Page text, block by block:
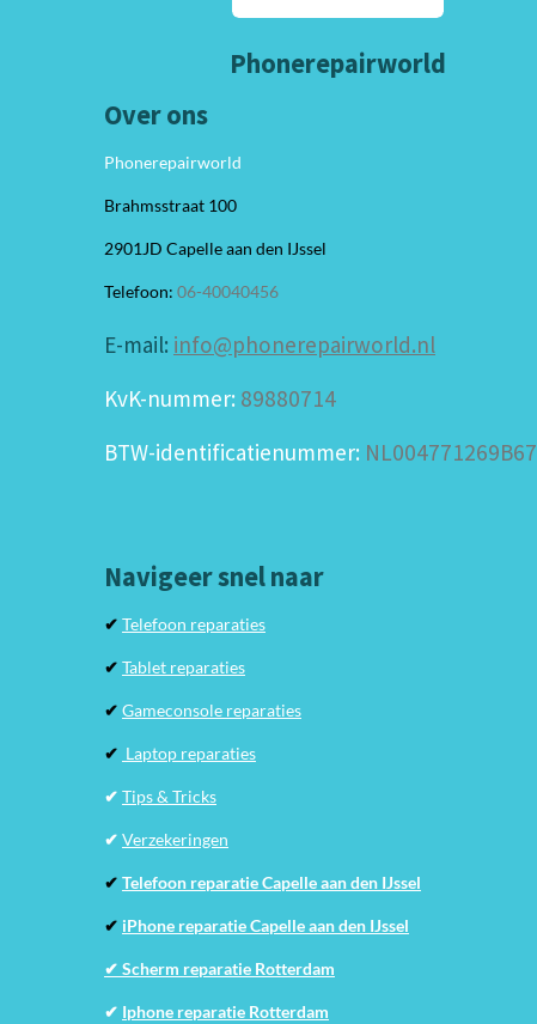
Phonerepairworld
Over ons
Phonerepairworld
Brahmsstraat 100
2901JD Capelle aan den IJssel
Telefoon: 06-40040456
E-mail: info@phonerepairworld.nl
KvK-nummer: 89880714
BTW-identificatienummer: NL004771269B67
Navigeer snel naar
✔ Telefoon reparaties
✔ Tablet reparaties
✔ Gameconsole reparaties
✔ Laptop reparaties
✔ Tips & Tricks
✔ Verzekeringen
✔ Telefoon reparatie Capelle aan den IJssel
✔ iPhone reparatie Capelle aan den IJssel
✔ Scherm reparatie Rotterdam
✔ Iphone reparatie Rotterdam